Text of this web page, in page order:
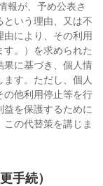
報が、予め公表さ
という理由、又は不
により、その利用
。）を求められた
果に基づき、個人情
す。ただし、個人
の他利用停止等を行
を保護するために
の代替策を講じま
手続）